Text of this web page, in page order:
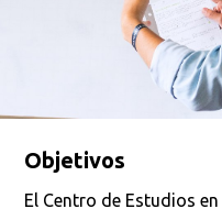
Objetivos
El Centro de Estudios